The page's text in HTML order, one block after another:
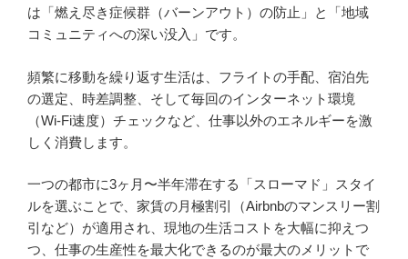
は「燃え尽き症候群（バーンアウト）の防止」と「地域
コミュニティへの深い没入」です。
頻繁に移動を繰り返す生活は、フライトの手配、宿泊先
の選定、時差調整、そして毎回のインターネット環境
（Wi-Fi速度）チェックなど、仕事以外のエネルギーを激
しく消費します。
一つの都市に3ヶ月〜半年滞在する「スローマド」スタイ
ルを選ぶことで、家賃の月極割引（Airbnbのマンスリー割
引など）が適用され、現地の生活コストを大幅に抑えつ
つ、仕事の生産性を最大化できるのが最大のメリットで